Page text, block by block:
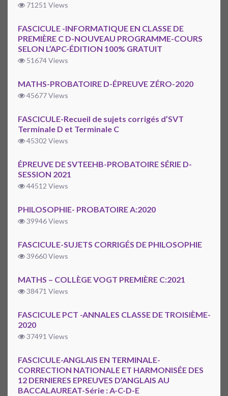
71251 Views
FASCICULE -INFORMATIQUE EN CLASSE DE
PREMIÈRE C D-NOUVEAU PROGRAMME-COURS
SELON L’APC-ÉDITION 100% GRATUIT
51674 Views
MATHS-PROBATOIRE D-ÉPREUVE ZÉRO-2020
45677 Views
FASCICULE-Recueil de sujets corrigés d’SVT
Terminale D et Terminale C
45302 Views
ÉPREUVE DE SVTEEHB-PROBATOIRE SÉRIE D-
SESSION 2021
44512 Views
PHILOSOPHIE- PROBATOIRE A:2020
39946 Views
FASCICULE-SUJETS CORRIGÉS DE PHILOSOPHIE
39660 Views
MATHS – COLLÈGE VOGT PREMIÈRE C:2021
38471 Views
FASCICULE PCT -ANNALES CLASSE DE TROISIÈME-
2020
37491 Views
FASCICULE-ANGLAIS EN TERMINALE-
CORRECTION NATIONALE ET HARMONISÉE DES
12 DERNIERES EPREUVES D’ANGLAIS AU
BACCALAUREAT-Série : A-C-D-E